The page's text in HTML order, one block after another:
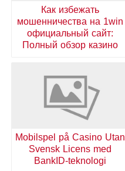
Как избежать
мошенничества на 1win
официальный сайт:
Полный обзор казино
Mobilspel på Casino Utan
Svensk Licens med
BankID-teknologi